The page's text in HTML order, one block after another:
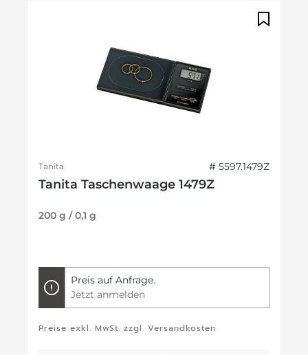
Tanita # 5597.1479Z
Tanita Taschenwaage 1479Z
200 g / 0,1 g
Preis auf Anfrage.
Jetzt anmelden
Preise exkl. MwSt. zzgl. Versandkosten